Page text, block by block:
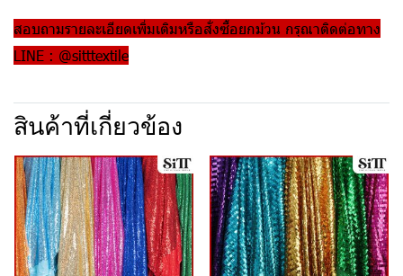
สอบถามรายละเอียดเพิ่มเติมหรือสั่งซื้อยกม้วน กรุณาติดต่อทาง
LINE : @sitttextile
สินค้าที่เกี่ยวข้อง